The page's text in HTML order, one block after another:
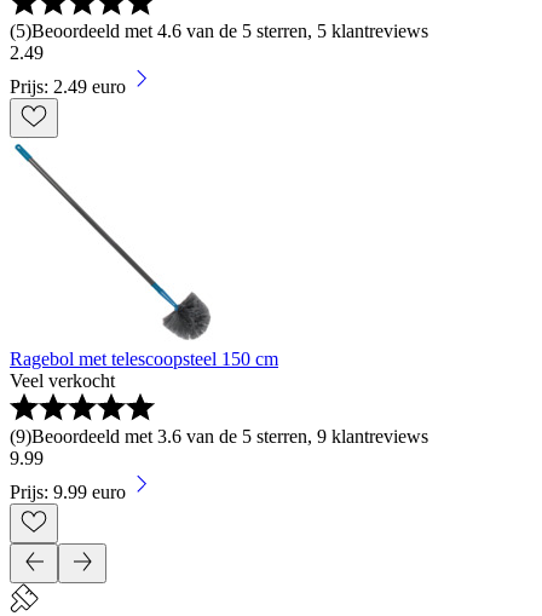
(5)Beoordeeld met 4.6 van de 5 sterren, 5 klantreviews
2.49
Prijs: 2.49 euro
Ragebol met telescoopsteel 150 cm
Veel verkocht
(9)Beoordeeld met 3.6 van de 5 sterren, 9 klantreviews
9.99
Prijs: 9.99 euro